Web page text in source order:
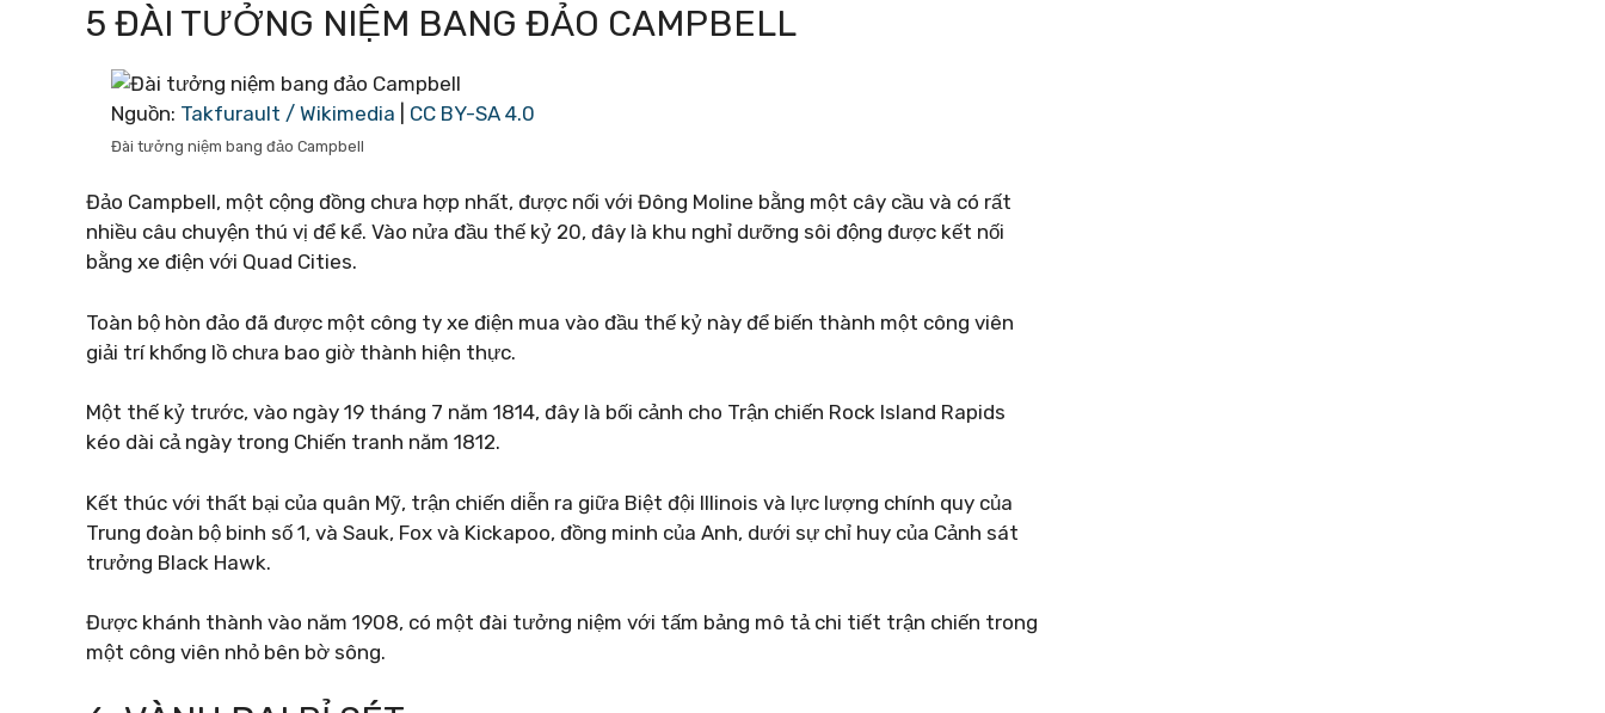
5 ĐÀI TƯỞNG NIỆM BANG ĐẢO CAMPBELL
Nguồn: Takfurault / Wikimedia CC BY-SA 4.0
Đài tưởng niệm bang đảo Campbell
Đảo Campbell, một cộng đồng chưa hợp nhất, được nối với Đông Moline bằng một cây cầu và có rất
nhiều câu chuyện thú vị để kể. Vào nửa đầu thế kỷ 20, đây là khu nghỉ dưỡng sôi động được kết nối
bằng xe điện với Quad Cities.
Toàn bộ hòn đảo đã được một công ty xe điện mua vào đầu thế kỷ này để biến thành một công viên
giải trí khổng lồ chưa bao giờ thành hiện thực.
Một thế kỷ trước, vào ngày 19 tháng 7 năm 1814, đây là bối cảnh cho Trận chiến Rock Island Rapids
kéo dài cả ngày trong Chiến tranh năm 1812.
Kết thúc với thất bại của quân Mỹ, trận chiến diễn ra giữa Biệt đội Illinois và lực lượng chính quy của
Trung đoàn bộ binh số 1, và Sauk, Fox và Kickapoo, đồng minh của Anh, dưới sự chỉ huy của Cảnh sát
trưởng Black Hawk.
Được khánh thành vào năm 1908, có một đài tưởng niệm với tấm bảng mô tả chi tiết trận chiến trong
một công viên nhỏ bên bờ sông.